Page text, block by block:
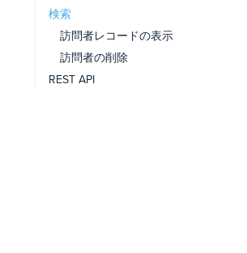
検索
訪問者レコードの表示
訪問者の削除
REST API